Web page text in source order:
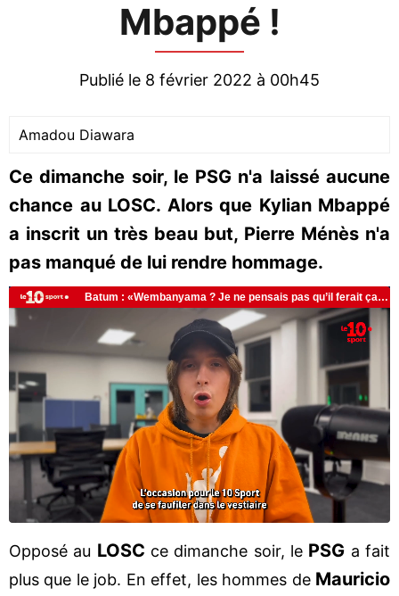
Mbappé !
Publié le 8 février 2022 à 00h45
Amadou Diawara
Ce dimanche soir, le PSG n'a laissé aucune
chance au LOSC. Alors que Kylian Mbappé
a inscrit un très beau but, Pierre Ménès n'a
pas manqué de lui rendre hommage.
Opposé au LOSC ce dimanche soir, le PSG a fait
plus que le job. En effet, les hommes de Mauricio